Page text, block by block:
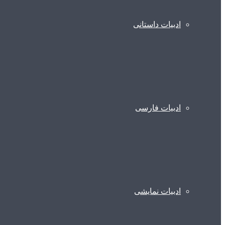
ادبیات داستانی
ادبیات فارسی
ادبیات نمایشی